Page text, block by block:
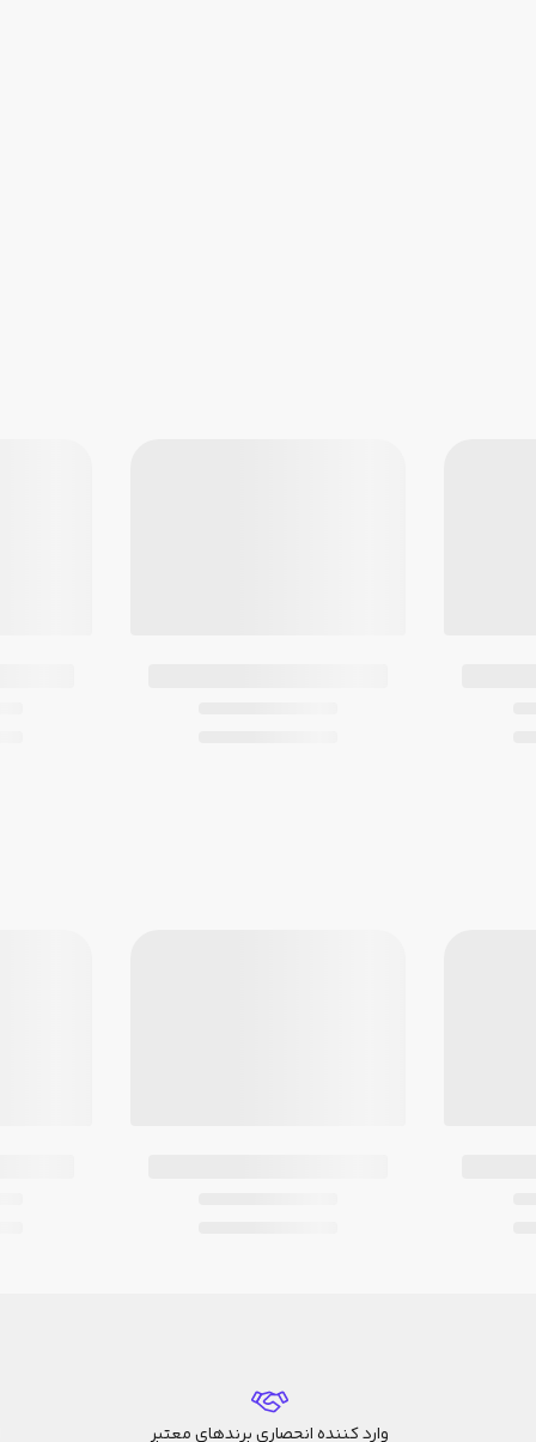
وارد کننده انحصاری برندهای معتبر